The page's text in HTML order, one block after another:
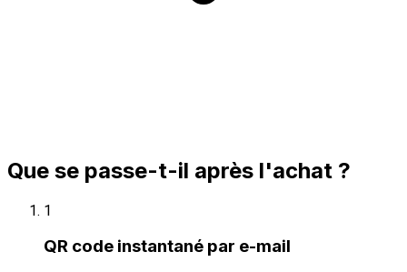
Que se passe-t-il après l'achat ?
1
QR code instantané par e-mail